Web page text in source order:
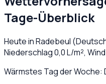
Tage-Überblick
Heute inRadebeul (
Niederschlag0,0L/m²,
Wärmstes Tag der Woche: